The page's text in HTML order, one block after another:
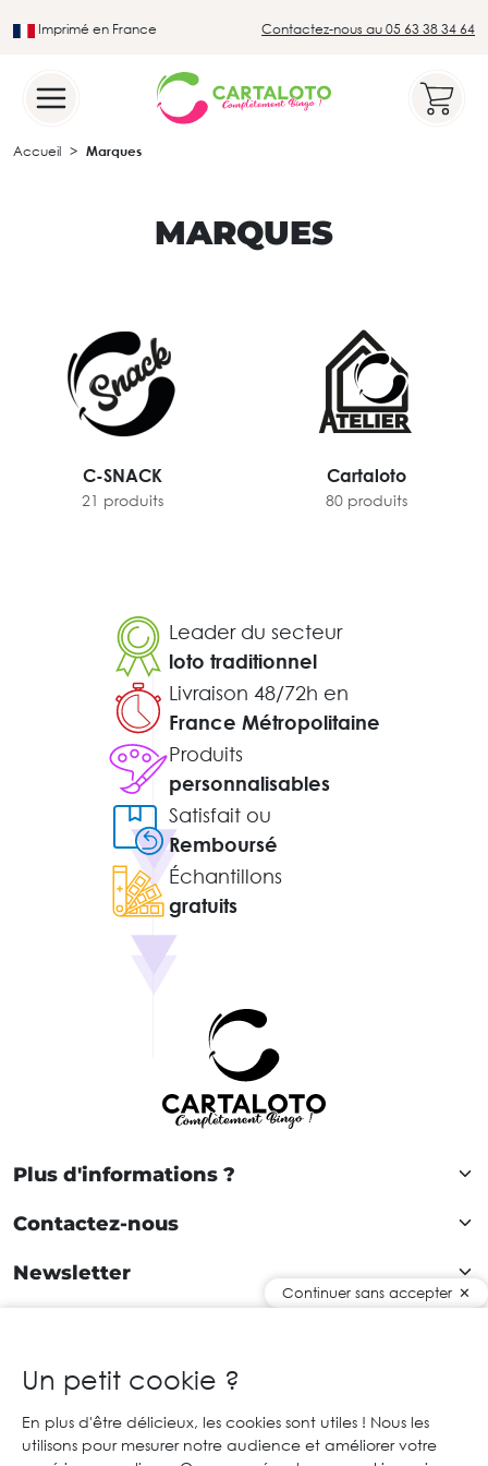
Imprimé en France Contactez-nous au 05 63 38 34 64
Accueil Marques
MARQUES
C-SNACK
21 produits
Cartaloto
80 produits
Leader du secteur
loto traditionnel
Livraison 48/72h en
France Métropolitaine
Produits
personnalisables
Satisfait ou
Remboursé
Échantillons
gratuits
Plus d'informations ?
Contactez-nous
Newsletter
FR
Continuer sans accepter
Un petit cookie ?
En plus d'être délicieux, les cookies sont utiles ! Nous les
utilisons pour mesurer notre audience et améliorer votre